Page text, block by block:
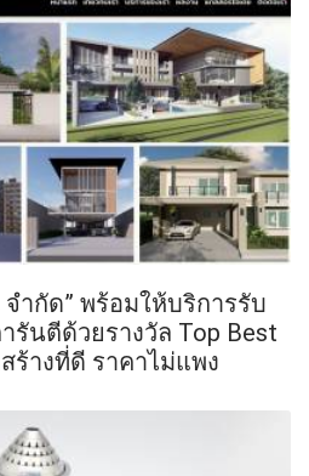
ำกัด” พร้อมให้บริการรับ
รันตีด้วยรางวัล Top Best
ร้างที่ดี ราคาไม่แพง